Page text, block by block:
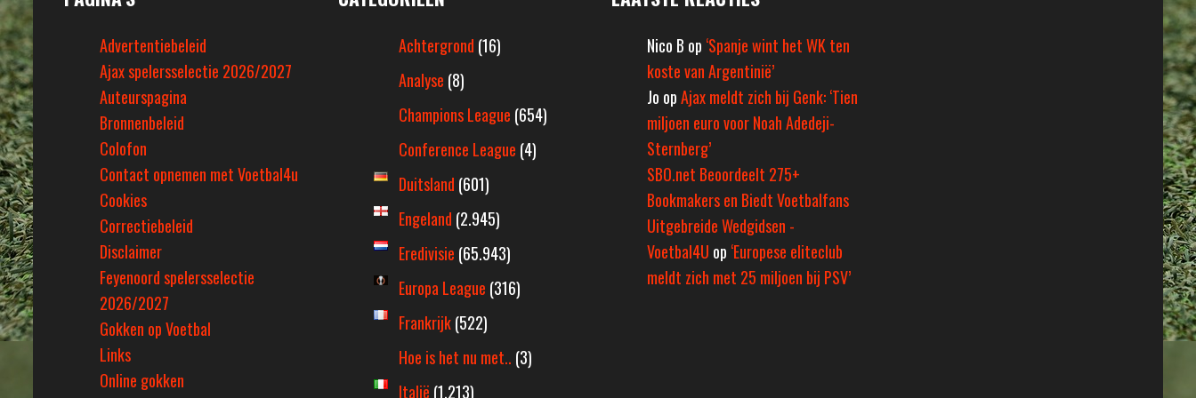
Advertentiebeleid
Ajax spelersselectie 2026/2027
Auteurspagina
Bronnenbeleid
Colofon
Contact opnemen met Voetbal4u
Cookies
Correctiebeleid
Disclaimer
Feyenoord spelersselectie
2026/2027
Gokken op Voetbal
Links
Online gokken
Achtergrond (16)
Analyse (8)
Champions League (654)
Conference League (4)
Duitsland (601)
Engeland (2.945)
Eredivisie (65.943)
Europa League (316)
Frankrijk(522)
Hoe is het nu met.. (3)
Italië (1.213)
Nico B op ‘Spanje wint het WK ten
koste van Argentinië’
Jo opAjax meldt zich bij Genk: ‘Tien
miljoen euro voor Noah Adedeji-
Sternberg’
SBO.net Beoordeelt 275+
Bookmakers en Biedt Voetbalfans
Uitgebreide Wedgidsen -
Voetbal4U op ‘Europese eliteclub
meldt zich met 25 miljoen bij PSV’